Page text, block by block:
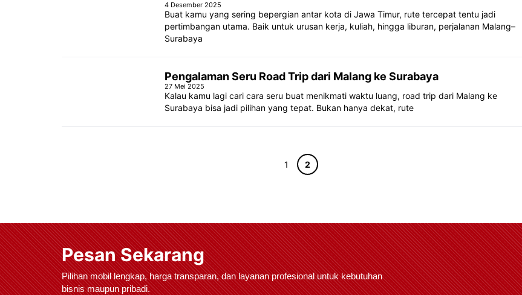
4 Desember 2025
Buat kamu yang sering bepergian antar kota di Jawa Timur, rute tercepat tentu jadi
pertimbangan utama. Baik untuk urusan kerja, kuliah, hingga liburan, perjalanan Malang–
Surabaya
Pengalaman Seru Road Trip dari Malang ke Surabaya
27 Mei 2025
Kalau kamu lagi cari cara seru buat menikmati waktu luang, road trip dari Malang ke
Surabaya bisa jadi pilihan yang tepat. Bukan hanya dekat, rute
Halaman
1 Halaman
2
Pesan Sekarang
Pilihan mobil lengkap, harga transparan, dan layanan profesional untuk kebutuhan
bisnis maupun pribadi.